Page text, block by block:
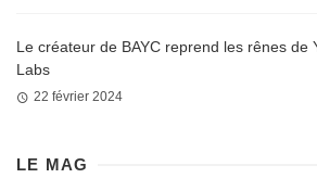
Le créateur de BAYC reprend les rênes de
Labs
22 février 2024
LE MAG